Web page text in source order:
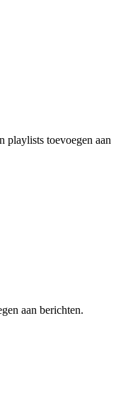
playlists toevoegen aan
aan berichten.